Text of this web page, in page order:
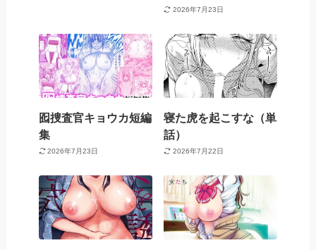
2026年7月23日
囮捜査官キョウカ短編
集
2026年7月23日
寝た虎を起こすな（単
話）
2026年7月22日